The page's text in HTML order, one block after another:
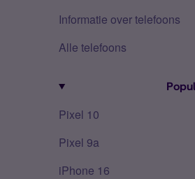
Informatie over telefoons
Alle telefoons
Pixel 10
Pixel 9a
iPhone 16